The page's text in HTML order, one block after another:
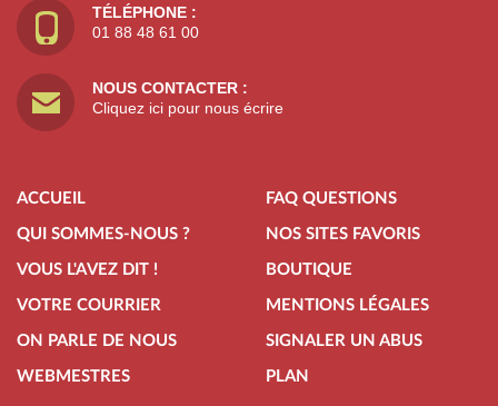
TÉLÉPHONE :
01 88 48 61 00
NOUS CONTACTER :
Cliquez ici pour nous écrire
ACCUEIL
QUI SOMMES-NOUS ?
VOUS L'AVEZ DIT !
VOTRE COURRIER
ON PARLE DE NOUS
WEBMESTRES
FAQ QUESTIONS
NOS SITES FAVORIS
BOUTIQUE
MENTIONS LÉGALES
SIGNALER UN ABUS
PLAN